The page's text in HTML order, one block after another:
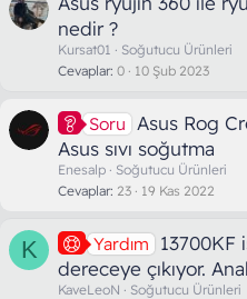
nedir ?
Kursat01
Soğutucu Ürünleri
Cevaplar 0 10 Şub 2023
Soru
Asus Rog
Asus sıvı soğutma
Enesalp
Soğutucu Ürünleri
Cevaplar 23 19 Kas 2022
K Yardım
13700KF
dereceye çıkıyor.
KaveLeoN
Soğutucu Ürünleri